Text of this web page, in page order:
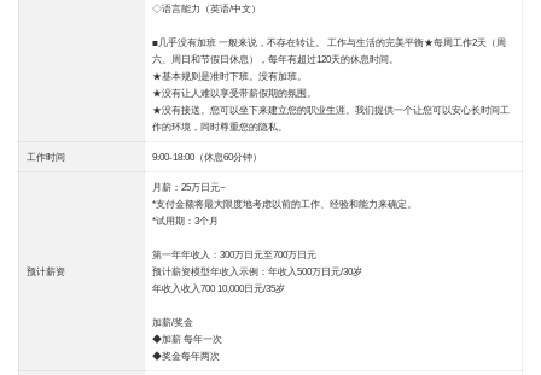
◇语言能力（英语/中文）
■几乎没有加班 一般来说，不存在转让。 工作与生活的完美平衡★每周工作2天（周
六、周日和节假日休息），每年有超过120天的休息时间。
★基本规则是准时下班。没有加班。
★没有让人难以享受带薪假期的氛围。
★没有接送。您可以坐下来建立您的职业生涯。我们提供一个让您可以安心长时间工
作的环境，同时尊重您的隐私。
工作时间 9:00-18:00（休息60分钟）
预计薪资
月薪：25万日元~
*支付金额将最大限度地考虑以前的工作、经验和能力来确定。
*试用期：3个月
第一年年收入：300万日元至700万日元
预计薪资模型年收入示例：年收入500万日元/30岁
年收入收入700 10,000日元/35岁
加薪/奖金
◆加薪 每年一次
◆奖金每年两次